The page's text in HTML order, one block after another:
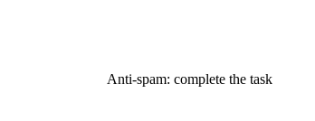
Anti-spam: complete the task